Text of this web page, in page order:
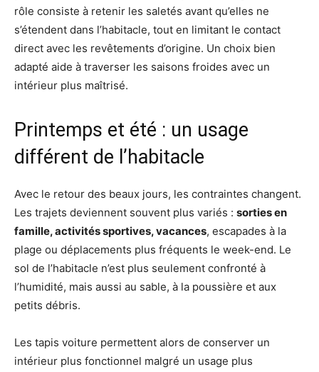
rôle consiste à retenir les saletés avant qu’elles ne
s’étendent dans l’habitacle, tout en limitant le contact
direct avec les revêtements d’origine. Un choix bien
adapté aide à traverser les saisons froides avec un
intérieur plus maîtrisé.
Printemps et été : un usage
différent de l’habitacle
Avec le retour des beaux jours, les contraintes changent.
Les trajets deviennent souvent plus variés : sorties en
famille, activités sportives, vacances, escapades à la
plage ou déplacements plus fréquents le week-end. Le
sol de l’habitacle n’est plus seulement confronté à
l’humidité, mais aussi au sable, à la poussière et aux
petits débris.
Les tapis voiture permettent alors de conserver un
intérieur plus fonctionnel malgré un usage plus